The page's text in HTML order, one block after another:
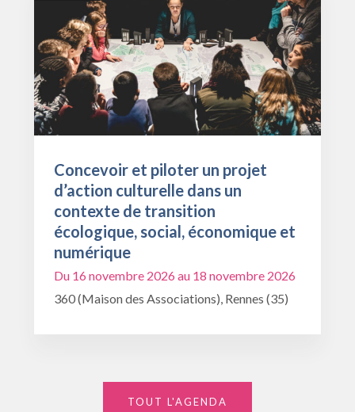
Concevoir et piloter un projet
d’action culturelle dans un
contexte de transition
écologique, social, économique et
numérique
Du 16 novembre 2026 au 18 novembre 2026
360 (Maison des Associations), Rennes (35)
TOUT L'AGENDA